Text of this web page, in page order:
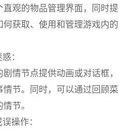
观的物品管理界面，同时提
获取、使用和管理游戏内的
：
情节点提供动画或对话框，
情节。同时，可以通过回顾菜
节。
操作：